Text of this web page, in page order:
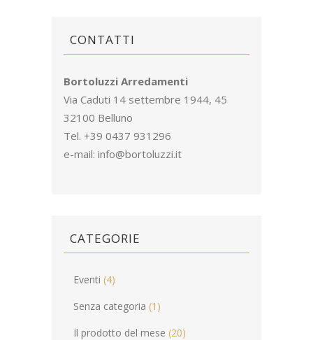
CONTATTI
Bortoluzzi Arredamenti
Via Caduti 14 settembre 1944, 45
32100 Belluno
Tel. +39 0437 931296
e-mail: info@bortoluzzi.it
CATEGORIE
Eventi (4)
Senza categoria (1)
Il prodotto del mese (20)